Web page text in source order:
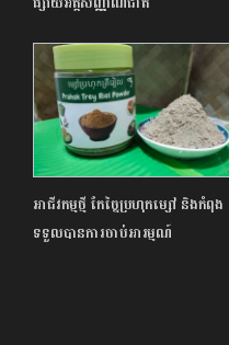
អាជីវកម្មថ្មី កែច្នៃប្រហុកម្សៅ និងកំពុង
ទទួលបានការចាប់អារម្មណ៍